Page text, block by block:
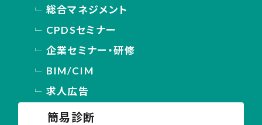
総合マネジメント
CPDSセミナー
企業セミナー・研修
BIM/CIM
求人広告
簡易診断